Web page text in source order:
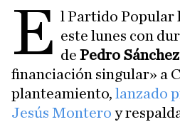
E l Partido Popular
este lunes con
dePedro Sánchez
financiación singular» a
planteamiento, lanzado
Jesús Montero y